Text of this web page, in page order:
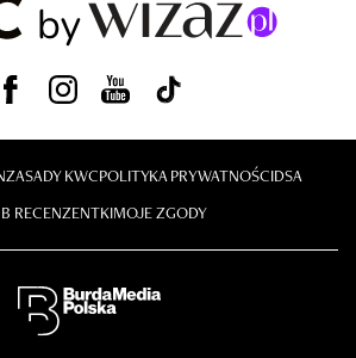
ZASADY KWCPOLITYKA PRYWATNOŚCIDSA
RECENZENTKIMOJE ZGODY